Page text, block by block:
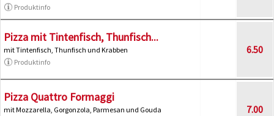
Produktinfo
Pizza mit Tintenfisch, Thunfisch...
mit Tintenfisch, Thunfisch und Krabben
Produktinfo
6.50
Pizza Quattro Formaggi
mit Mozzarella, Gorgonzola, Parmesan und Gouda
7.00